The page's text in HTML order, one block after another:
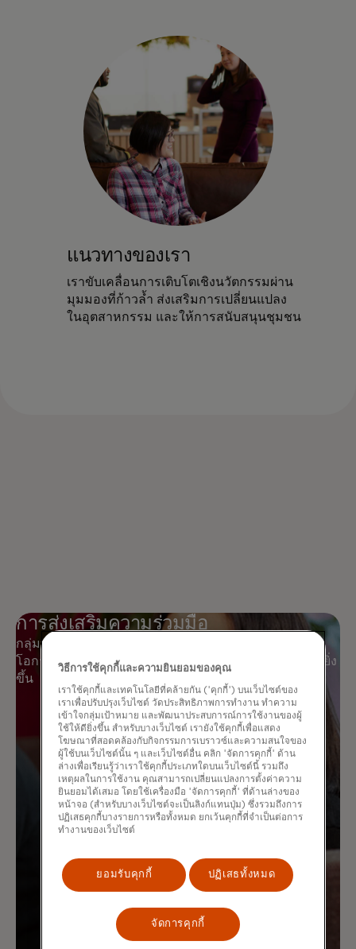
แนวทางของเรา
เราขับเคลื่อนการเติบโตเชิงนวัตกรรมผ่าน
มุมมองที่ก้าวล้ำ ส่งเสริมการเปลี่ยนแปลง
ในอุตสาหกรรม และให้การสนับสนุนชุมชน
การส่งเสริมความร่วมมือ
กลุ่มทรัพยากรพนักงานของ Mastercard สร้างพื้นที่และ
โอกาสสำหรับการเชื่อมต่อและการทำงานร่วมกันที่ลึกซึ้งยิ่ง
ขึ้น
วิธีการใช้คุกกี้และความยินยอมของคุณ
เราใช้คุกกี้และเทคโนโลยีที่คล้ายกัน ('คุกกี้') บนเว็บไซต์ของ
เราเพื่อปรับปรุงเว็บไซต์ วัดประสิทธิภาพการทำงาน ทำความ
เข้าใจกลุ่มเป้าหมาย และพัฒนาประสบการณ์การใช้งานของผู้
ใช้ให้ดียิ่งขึ้น สำหรับบางเว็บไซต์ เรายังใช้คุกกี้เพื่อแสดง
โฆษณาที่สอดคล้องกับกิจกรรมการเบราวซ์และความสนใจของ
ผู้ใช้บนเว็บไซต์นั้น ๆ และเว็บไซต์อื่น คลิก 'จัดการคุกกี้' ด้าน
ล่างเพื่อเรียนรู้ว่าเราใช้คุกกี้ประเภทใดบนเว็บไซต์นี้ รวมถึง
เหตุผลในการใช้งาน คุณสามารถเปลี่ยนแปลงการตั้งค่าความ
ยินยอมได้เสมอ โดยใช้เครื่องมือ 'จัดการคุกกี้' ที่ด้านล่างของ
หน้าจอ (สำหรับบางเว็บไซต์จะเป็นลิงก์แทนปุ่ม) ซึ่งรวมถึงการ
ปฏิเสธคุกกี้บางรายการหรือทั้งหมด ยกเว้นคุกกี้ที่จำเป็นต่อการ
ทำงานของเว็บไซต์
ยอมรับคุกกี้ ปฏิเสธทั้งหมด
จัดการคุกกี้